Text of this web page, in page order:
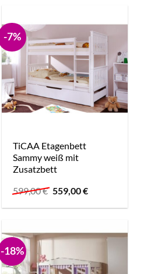
-7%
TiCAA Etagenbett
Sammy weiß mit
Zusatzbett
599,00€ Ursprünglicher
Preis
war:
559,00€Aktueller
ist:
-18%